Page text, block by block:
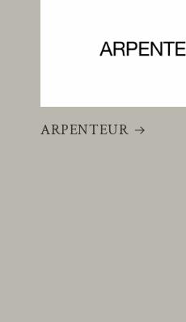
ARPENTEUR